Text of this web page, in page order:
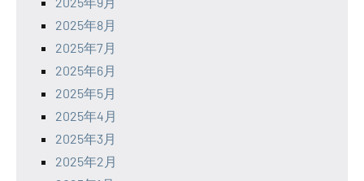
2025年8月
2025年7月
2025年6月
2025年5月
2025年4月
2025年3月
2025年2月